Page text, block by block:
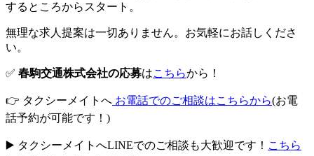
するところからスタート。
無理な求人提案は一切ありません。お気軽にお話しくださ
い。
✅ 春駒交通株式会社の応募はこちらから！
👉 タクシーメイトへ お電話でのご相談はこちらから(お電
話予約が可能です！)
▶️ タクシーメイトへLINEでのご相談も大歓迎です！ こちら